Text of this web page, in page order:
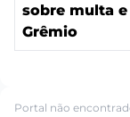
sobre multa
Grêmio
Portal não